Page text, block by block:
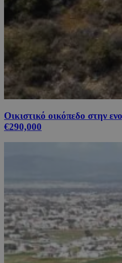
Οικιστικό οικόπεδο στην
€290,000